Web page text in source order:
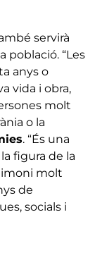
servirà
població. “Les
anys o
vida i obra,
molt
o la
. “És una
figura de la
molt
de
socials i